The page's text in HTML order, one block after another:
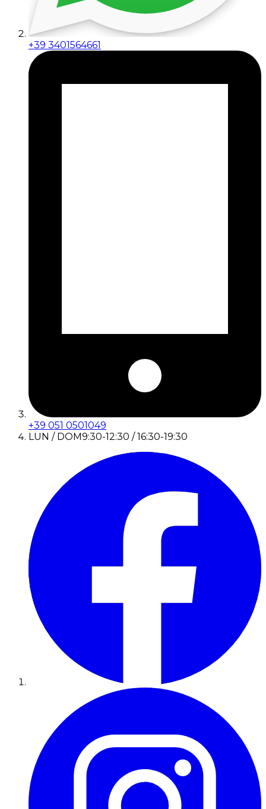
+39 3401564661
+39 051 0501049
LUN / DOM9:30-12:30 / 16:30-19:30